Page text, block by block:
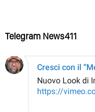
Telegram News411